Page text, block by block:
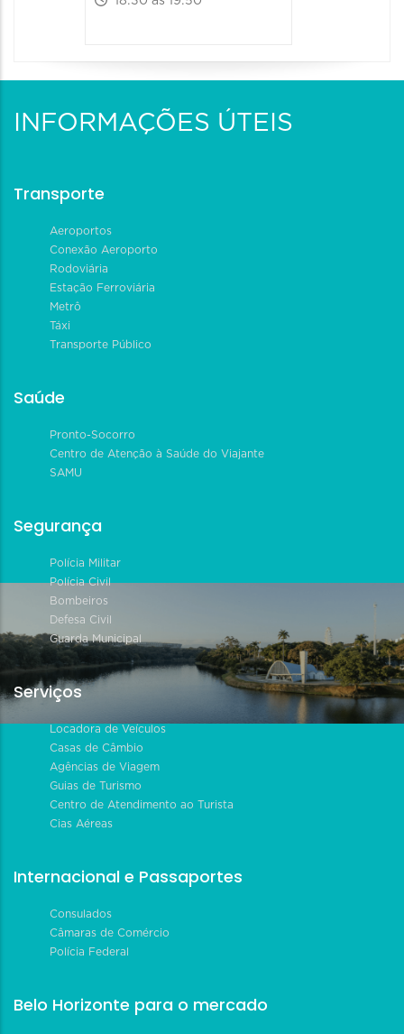
INFORMAÇÕES ÚTEIS
Transporte
Aeroportos
Conexão Aeroporto
Rodoviária
Estação Ferroviária
Metrô
Táxi
Transporte Público
Saúde
Pronto-Socorro
Centro de Atenção à Saúde do Viajante
SAMU
Segurança
Polícia Militar
Polícia Civil
Bombeiros
Defesa Civil
Guarda Municipal
Serviços
Locadora de Veículos
Casas de Câmbio
Agências de Viagem
Guias de Turismo
Centro de Atendimento ao Turista
Cias Aéreas
Internacional e Passaportes
Consulados
Câmaras de Comércio
Polícia Federal
Belo Horizonte para o mercado